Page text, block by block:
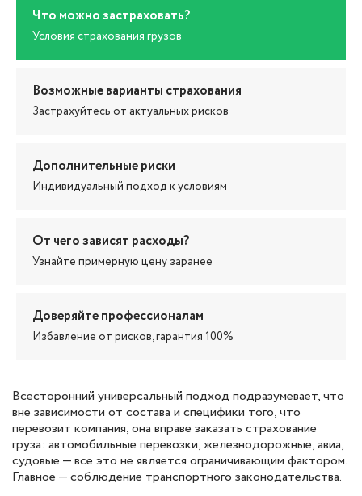
Что можно застраховать?
Условия страхования грузов
Возможные варианты страхования
Застрахуйтесь от актуальных рисков
Дополнительные риски
Индивидуальный подход к условиям
От чего зависят расходы?
Узнайте примерную цену заранее
Доверяйте профессионалам
Избавление от рисков, гарантия 100%
Всесторонний универсальный подход подразумевает, что
вне зависимости от состава и специфики того, что
перевозит компания, она вправе заказать страхование
груза: автомобильные перевозки, железнодорожные, авиа,
судовые — все это не является ограничивающим фактором.
Главное — соблюдение транспортного законодательства.